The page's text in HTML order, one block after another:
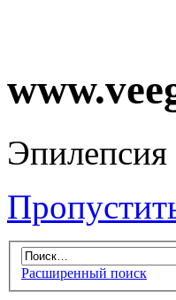
Расширенный поиск